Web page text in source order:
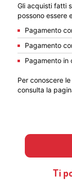
Gli acquisti fatti
possono essere
Pagamento
Pagamento
Pagamento in
Per conoscere
consulta la
Ti